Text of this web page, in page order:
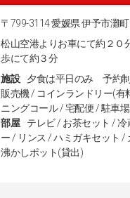
〒799-3114 愛媛県 伊予市灘町
松山空港よりお車にて約２
歩にて約３分
施設
夕食は平日のみ 予約制
販売機 / コインランドリー(有
ニングコール / 宅配便 / 駐車
部屋
テレビ / お茶セット /
ー / リンス / ハミガキセット /
沸かしポット(貸出)